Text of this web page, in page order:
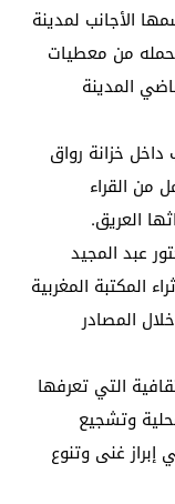
الأجانب لمدينة
من معطيات
المدينة
خزانة رواق
من القراء
العريق.
عبد المجيد
المكتبة المغربية
المصادر
التي تعرفها
وتشجيع
إبراز غنى وتنوع